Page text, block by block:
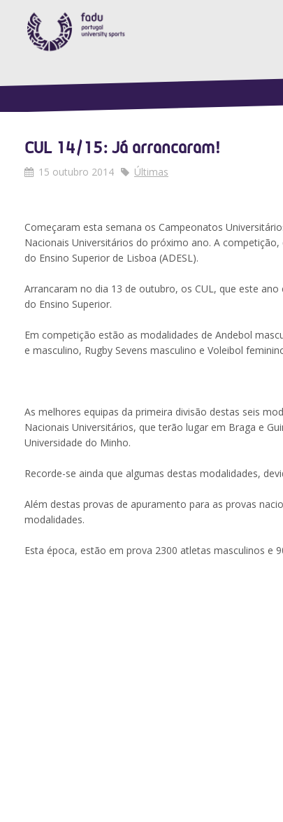
CUL 14/15: Já arrancaram!
15 outubro 2014 Últimas
Começaram esta semana os Campeonatos
Nacionais Universitários do próximo ano. A
do Ensino Superior de Lisboa (ADESL).
Arrancaram no dia 13 de outubro, os CUL, que este
do Ensino Superior.
Em competição estão as modalidades de Andebol
e masculino, Rugby Sevens masculino e Voleibol
As melhores equipas da primeira divisão destas seis
Nacionais Universitários, que terão lugar em Braga e
Universidade do Minho.
Recorde-se ainda que algumas destas modalidades,
Além destas provas de apuramento para as provas
modalidades.
Esta época, estão em prova 2300 atletas masculinos e